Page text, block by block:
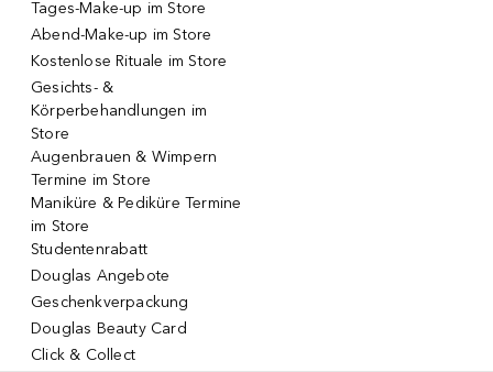
Tages-Make-up im Store
Abend-Make-up im Store
Kostenlose Rituale im Store
Gesichts- &
Körperbehandlungen im
Store
Augenbrauen & Wimpern
Termine im Store
Maniküre & Pediküre Termine
im Store
Studentenrabatt
Douglas Angebote
Geschenkverpackung
Douglas Beauty Card
Click & Collect